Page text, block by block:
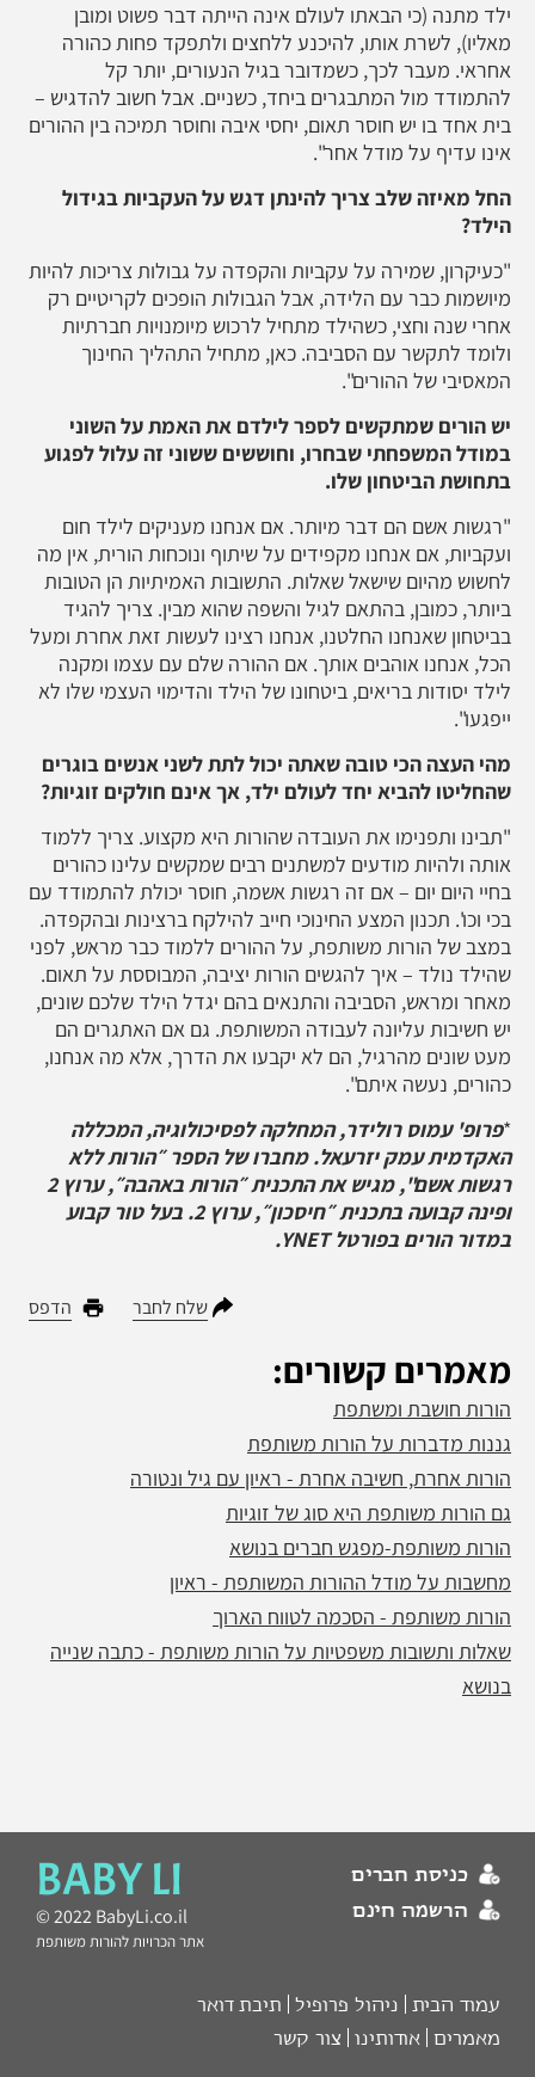
ילד מתנה (כי הבאתו לעולם אינה הייתה דבר פשוט ומובן
מאליו), לשרת אותו, להיכנע ללחצים ולתפקד פחות כהורה
אחראי. מעבר לכך, כשמדובר בגיל הנעורים, יותר קל
להתמודד מול המתבגרים ביחד, כשניים. אבל חשוב להדגיש –
בית אחד בו יש חוסר תאום, יחסי איבה וחוסר תמיכה בין ההורים
אינו עדיף על מודל אחר".
החל מאיזה שלב צריך להינתן דגש על העקביות בגידול
הילד?
"כעיקרון, שמירה על עקביות והקפדה על גבולות צריכות להיות
מיושמות כבר עם הלידה, אבל הגבולות הופכים לקריטיים רק
אחרי שנה וחצי, כשהילד מתחיל לרכוש מיומנויות חברתיות
ולומד לתקשר עם הסביבה. כאן, מתחיל התהליך החינוך
המאסיבי של ההורים".
יש הורים שמתקשים לספר לילדם את האמת על השוני
במודל המשפחתי שבחרו, וחוששים ששוני זה עלול לפגוע
בתחושת הביטחון שלו.
"רגשות אשם הם דבר מיותר. אם אנחנו מעניקים לילד חום
ועקביות, אם אנחנו מקפידים על שיתוף ונוכחות הורית, אין מה
לחשוש מהיום שישאל שאלות. התשובות האמיתיות הן הטובות
ביותר, כמובן, בהתאם לגיל והשפה שהוא מבין. צריך להגיד
בביטחון שאנחנו החלטנו, אנחנו רצינו לעשות זאת אחרת ומעל
הכל, אנחנו אוהבים אותך. אם ההורה שלם עם עצמו ומקנה
לילד יסודות בריאים, ביטחונו של הילד והדימוי העצמי שלו לא
ייפגעו".
מהי העצה הכי טובה שאתה יכול לתת לשני אנשים בוגרים
שהחליטו להביא יחד לעולם ילד, אך אינם חולקים זוגיות?
"תבינו ותפנימו את העובדה שהורות היא מקצוע. צריך ללמוד
אותה ולהיות מודעים למשתנים רבים שמקשים עלינו כהורים
בחיי היום יום – אם זה רגשות אשמה, חוסר יכולת להתמודד עם
בכי וכו'. תכנון המצע החינוכי חייב להילקח ברצינות ובהקפדה.
במצב של הורות משותפת, על ההורים ללמוד כבר מראש, לפני
שהילד נולד – איך להגשים הורות יציבה, המבוססת על תאום.
מאחר ומראש, הסביבה והתנאים בהם יגדל הילד שלכם שונים,
יש חשיבות עליונה לעבודה המשותפת. גם אם האתגרים הם
מעט שונים מהרגיל, הם לא יקבעו את הדרך, אלא מה אנחנו,
כהורים, נעשה איתם".
*פרופ' עמוס רולידר, המחלקה לפסיכולוגיה, המכללה
האקדמית עמק יזרעאל. מחברו של הספר ״הורות ללא
רגשות אשם", מגיש את התכנית ״הורות באהבה״, ערוץ 2
ופינה קבועה בתכנית ״חיסכון״, ערוץ 2. בעל טור קבוע
במדור הורים בפורטלYNET
.
שלח לחבר הדפס
מאמרים קשורים:
הורות חושבת ומשתפת
גננות מדברות על הורות משותפת
הורות אחרת, חשיבה אחרת - ראיון עם גיל ונטורה
גם הורות משותפת היא סוג של זוגיות
הורות משותפת-מפגש חברים בנושא
מחשבות על מודל ההורות המשותפת - ראיון
הורות משותפת - הסכמה לטווח הארוך
שאלות ותשובות משפטיות על הורות משותפת - כתבה שנייה
בנושא
כניסת חברים
הרשמה חינם
BABY LI
© 2022 BabyLi.co.il
אתר הכרויות להורות משותפת
עמוד הבית ניהול פרופיל
תיבת דואר
מאמרים
אודותינו צור קשר